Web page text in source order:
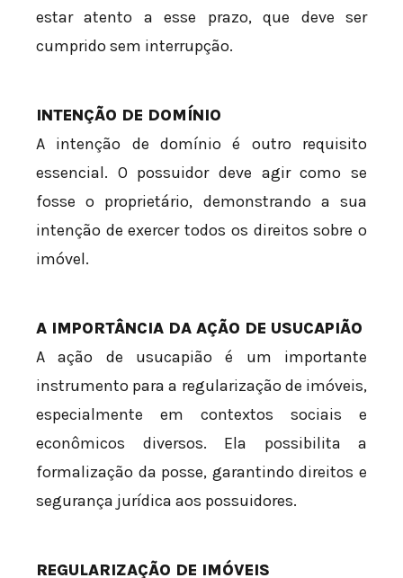
estar atento a esse prazo, que deve ser
cumprido sem interrupção.
INTENÇÃO DE DOMÍNIO
A intenção de domínio é outro requisito
essencial. O possuidor deve agir como se
fosse o proprietário, demonstrando a sua
intenção de exercer todos os direitos sobre o
imóvel.
A IMPORTÂNCIA DA AÇÃO DE USUCAPIÃO
A ação de usucapião é um importante
instrumento para a regularização de imóveis,
especialmente em contextos sociais e
econômicos diversos. Ela possibilita a
formalização da posse, garantindo direitos e
segurança jurídica aos possuidores.
REGULARIZAÇÃO DE IMÓVEIS